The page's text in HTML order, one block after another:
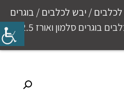
לכלבים/ יבש לכלבים/ בוגרים